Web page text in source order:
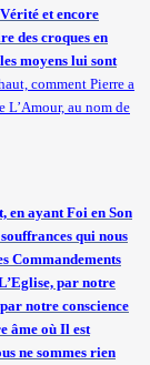
et encore
des croques en
moyens lui sont
comment Pierre a
L’Amour, au nom de
en ayant Foi en Son
qui nous
Commandements
par notre
notre conscience
âme où Il est
ne sommes rien